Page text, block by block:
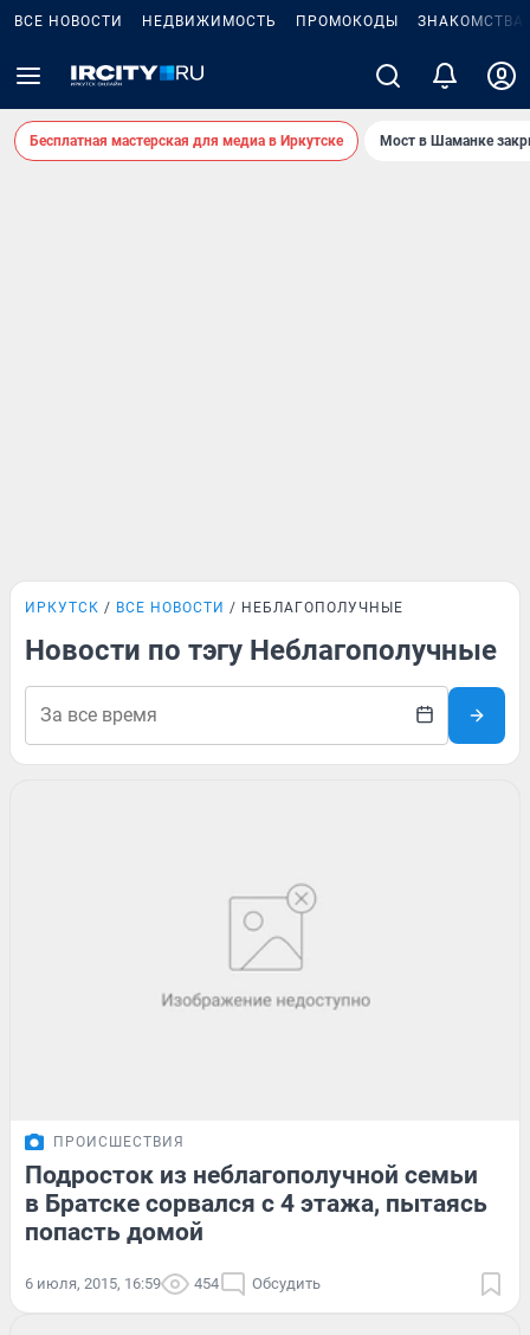
ВСЕ НОВОСТИ НЕДВИЖИМОСТЬ ПРОМОКОДЫ ЗНАКОМСТВА
Бесплатная мастерская для медиа в Иркутске Мост в Шаманке
ИРКУТСК ВСЕ НОВОСТИ НЕБЛАГОПОЛУЧНЫЕ
Новости по тэгу Неблагополучные
ПРОИСШЕСТВИЯ
Подросток из неблагополучной семьи
в Братске сорвался с 4 этажа, пытаясь
попасть домой
6 июля, 2015, 16:59 454 Обсудить